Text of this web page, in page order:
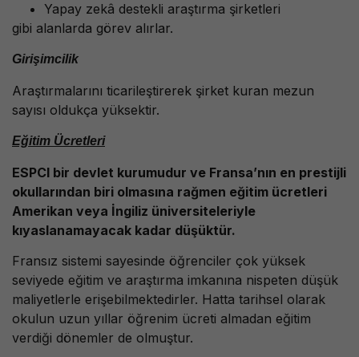
Yapay zekâ destekli araştırma şirketleri
gibi alanlarda görev alırlar.
Girişimcilik
Araştırmalarını ticarileştirerek şirket kuran mezun
sayısı oldukça yüksektir.
Eğitim Ücretleri
ESPCI bir devlet kurumudur ve Fransa’nın en prestijli
okullarından biri olmasına rağmen eğitim ücretleri
Amerikan veya İngiliz üniversiteleriyle
kıyaslanamayacak kadar düşüktür.
Fransız sistemi sayesinde öğrenciler çok yüksek
seviyede eğitim ve araştırma imkanına nispeten düşük
maliyetlerle erişebilmektedirler. Hatta tarihsel olarak
okulun uzun yıllar öğrenim ücreti almadan eğitim
verdiği dönemler de olmuştur.